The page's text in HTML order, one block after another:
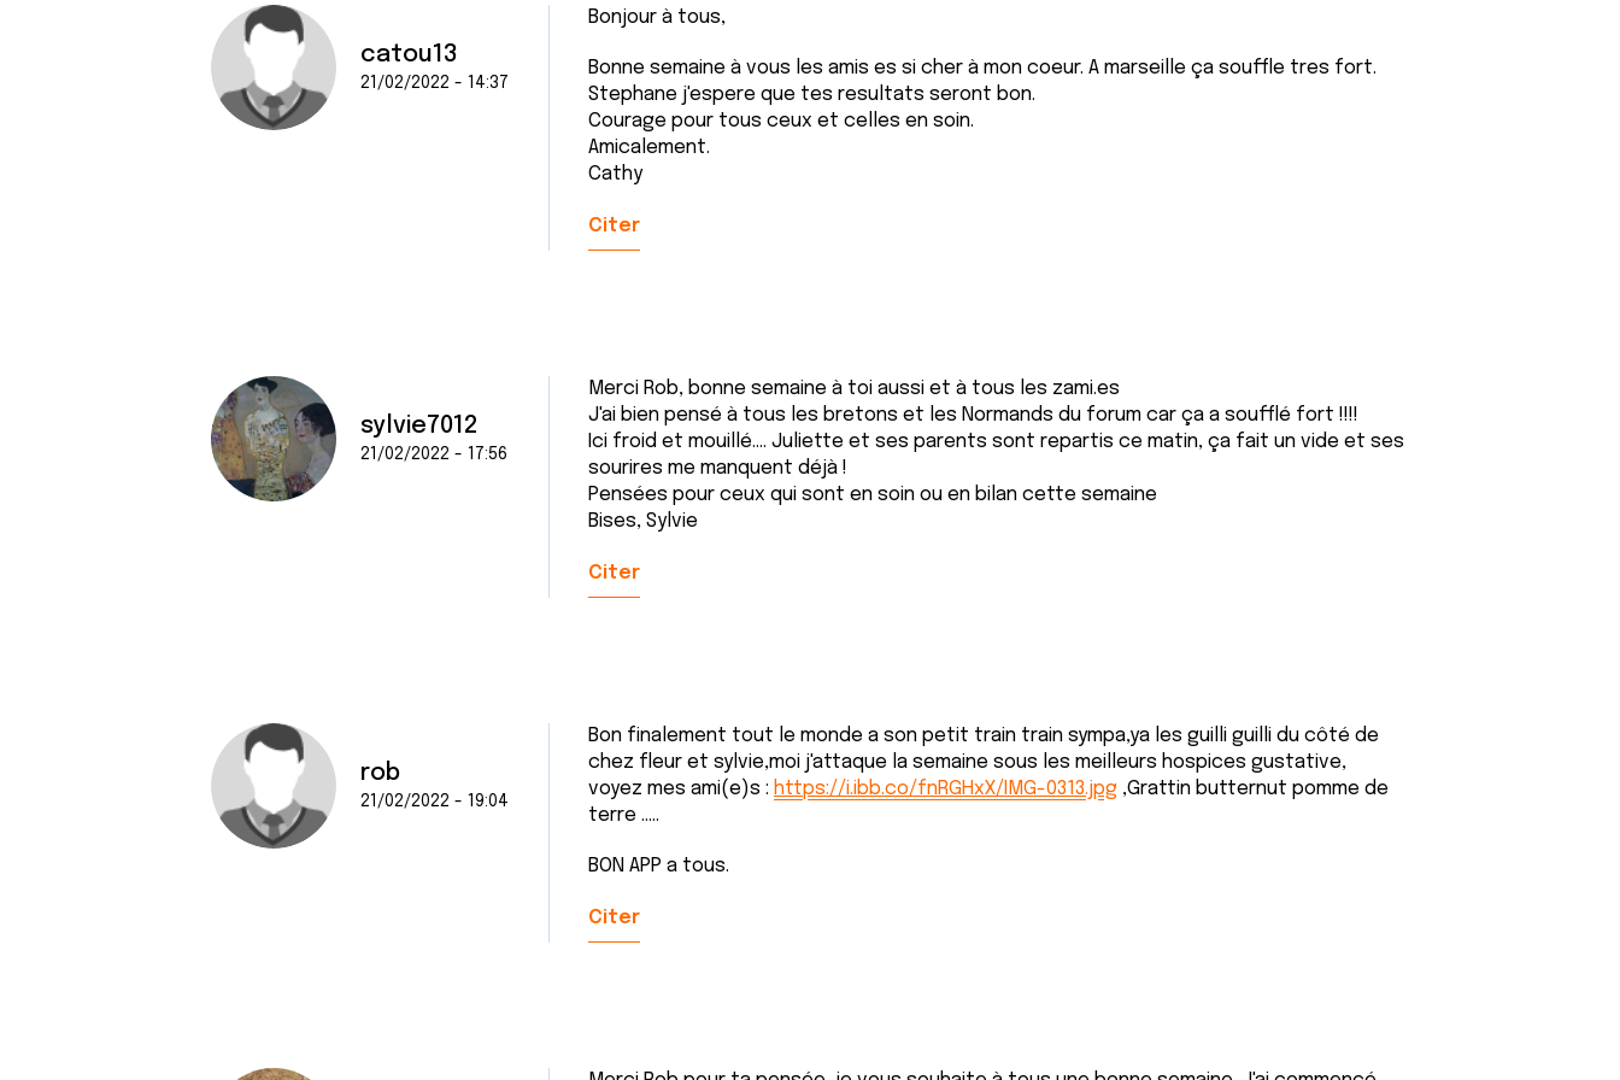
n
e
m
catou13
21/02/2022 - 14:37
Bonjour à tous,
Bonne semaine à vous les amis es si cher à mon coeur. A marseille ça souffle tres fort.
Stephane j'espere que tes resultats seront bon.
Courage pour tous ceux et celles en soin.
Amicalement.
Cathy
Citer
sylvie7012
21/02/2022 - 17:56
Merci Rob, bonne semaine à toi aussi et à tous les zami.es
J'ai bien pensé à tous les bretons et les Normands du forum car ça a soufflé fort !!!!
Ici froid et mouillé.... Juliette et ses parents sont repartis ce matin, ça fait un vide et ses
sourires me manquent déjà !
Pensées pour ceux qui sont en soin ou en bilan cette semaine
Bises, Sylvie
Citer
rob
21/02/2022 - 19:04
Bon finalement tout le monde a son petit train train sympa,ya les guilli guilli du côté de
chez fleur et sylvie,moi j'attaque la semaine sous les meilleurs hospices gustative,
voyez mes ami(e)s : https://i.ibb.co/fnRGHxX/IMG-0313.jpg ,Grattin butternut pomme de
terre .....
BON APP a tous.
Citer